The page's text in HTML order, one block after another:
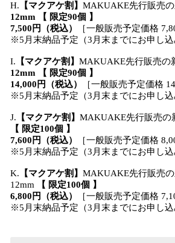
H. 【マクアケ割】 MAKUAKE先行販売
12mm 【 限定90個 】
7,500円（税込）
［一般販売予定価格
※5月末納品予定（3月末までにお申し込
I. 【マクアケ割】 MAKUAKE先行販売の
12mm 【 限定90個 】
14,000円（税込）
［一般販売予定価格
※5月末納品予定（3月末までにお申し込
J. 【マクアケ割】 MAKUAKE先行販売の
【 限定100個 】
7,600円（税込）
［一般販売予定価格
※5月末納品予定（3月末までにお申し込
K. 【マクアケ割】 MAKUAKE先行販売
12mm
【 限定100個 】
6,800円（税込）
［一般販売予定価格
※5月末納品予定（3月末までにお申し込